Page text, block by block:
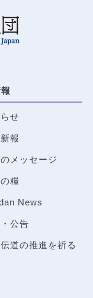
せ
報
メッセージ
糧
News
公告
道の推進を祈る